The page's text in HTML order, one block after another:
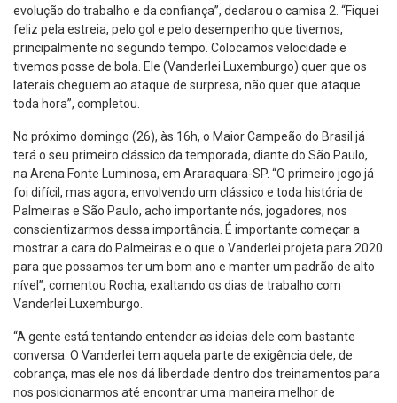
evolução do trabalho e da confiança”, declarou o camisa 2. “Fiquei
feliz pela estreia, pelo gol e pelo desempenho que tivemos,
principalmente no segundo tempo. Colocamos velocidade e
tivemos posse de bola. Ele (Vanderlei Luxemburgo) quer que os
laterais cheguem ao ataque de surpresa, não quer que ataque
toda hora”, completou.
No próximo domingo (26), às 16h, o Maior Campeão do Brasil já
terá o seu primeiro clássico da temporada, diante do São Paulo,
na Arena Fonte Luminosa, em Araraquara-SP. “O primeiro jogo já
foi difícil, mas agora, envolvendo um clássico e toda história de
Palmeiras e São Paulo, acho importante nós, jogadores, nos
conscientizarmos dessa importância. É importante começar a
mostrar a cara do Palmeiras e o que o Vanderlei projeta para 2020
para que possamos ter um bom ano e manter um padrão de alto
nível”, comentou Rocha, exaltando os dias de trabalho com
Vanderlei Luxemburgo.
“A gente está tentando entender as ideias dele com bastante
conversa. O Vanderlei tem aquela parte de exigência dele, de
cobrança, mas ele nos dá liberdade dentro dos treinamentos para
nos posicionarmos até encontrar uma maneira melhor de